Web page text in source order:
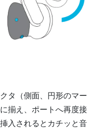
タ（側面、円形のマー
揃え、ポートへ再度接
入されるとカチッと音